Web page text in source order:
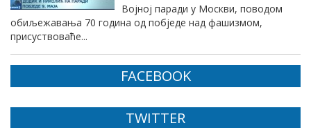
Војној паради у Москви, поводом
обиљежавања 70 година од побједе над фашизмом,
присуствоваће...
FACEBOOK
TWITTER